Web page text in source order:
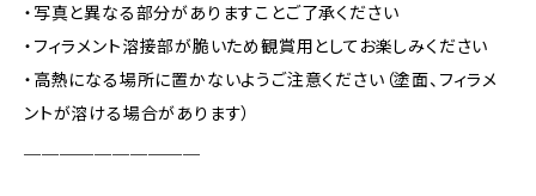
・写真と異なる部分がありますことご了承ください
・フィラメント溶接部が脆いため観賞用としてお楽しみください
・高熱になる場所に置かないようご注意ください（塗面、フィラメ
ントが溶ける場合があります）